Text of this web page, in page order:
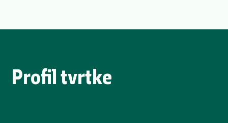
Profil tvrtke